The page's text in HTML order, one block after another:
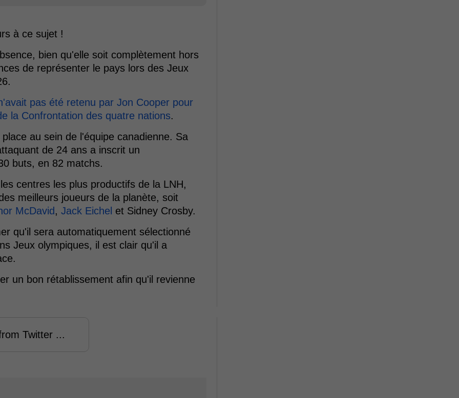
à ce sujet !
bien qu'elle soit complètement hors
de représenter le pays lors des Jeux
pas été retenu par Jon Cooper pour
la Confrontation des quatre nations.
au sein de l'équipe canadienne. Sa
de 24 ans a inscrit un
buts, en 82 matchs.
centres les plus productifs de la LNH,
meilleurs joueurs de la planète, soit
McDavid , Jack Eichel et Sidney Crosby.
qu'il sera automatiquement sélectionné
Jeux olympiques, il est clair qu'il a
un bon rétablissement afin qu'il revienne
Twitter ...